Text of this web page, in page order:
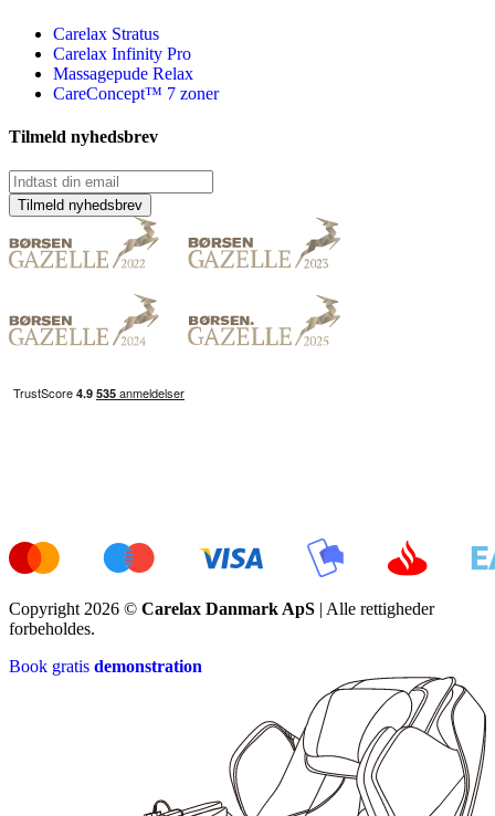
Carelax Stratus
Carelax Infinity Pro
Massagepude Relax
CareConcept™ 7 zoner
Tilmeld nyhedsbrev
Tilmeld nyhedsbrev
Copyright 2026 © Carelax Danmark ApS | Alle rettigheder
forbeholdes.
Book gratis demonstration